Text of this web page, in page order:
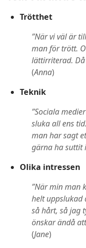
Trötthet
”När vi väl är
man för trött.
lättirriterad.
(Anna)
Teknik
”Sociala
sluka all ens
man har sagt
gärna ha suttit
Olika intressen
”När min man
helt uppslukad
så hårt, så jag
önskar ändå
(Jane)